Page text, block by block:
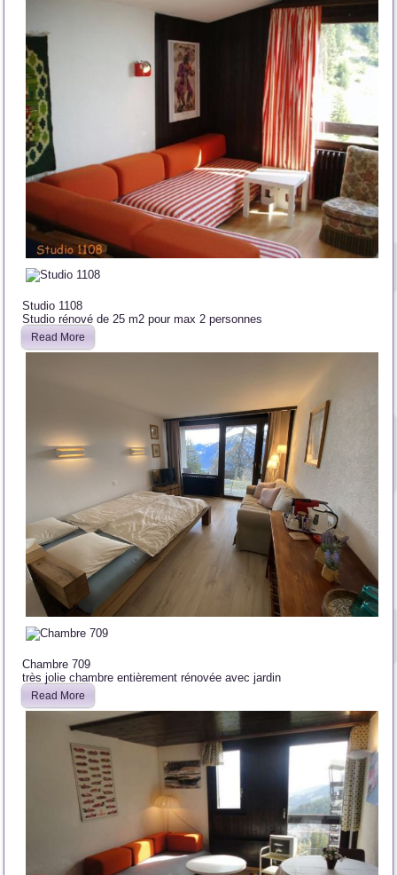
Studio 1108
Studio rénové de 25 m2 pour max 2 personnes
Read More
Chambre 709
très jolie chambre entièrement rénovée avec jardin
Read More